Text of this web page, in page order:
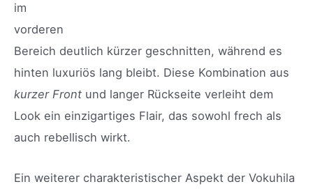
im
vorderen
Bereich deutlich kürzer geschnitten, während es
hinten luxuriös lang bleibt. Diese Kombination aus
kurzer Front und langer Rückseite verleiht dem
Look ein einzigartiges Flair, das sowohl frech als
auch rebellisch wirkt.
Ein weiterer charakteristischer Aspekt der Vokuhila